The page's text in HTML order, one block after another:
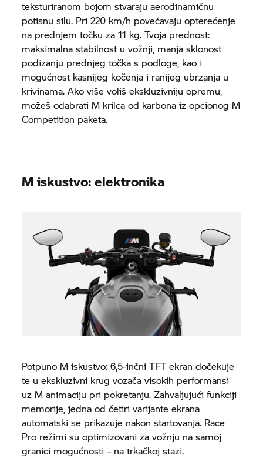
teksturiranom bojom stvaraju aerodinamičnu
potisnu silu. Pri 220 km/h povećavaju opterećenje
na prednjem točku za 11 kg. Tvoja prednost:
maksimalna stabilnost u vožnji, manja sklonost
podizanju prednjeg točka s podloge, kao i
mogućnost kasnijeg kočenja i ranijeg ubrzanja u
krivinama. Ako više voliš ekskluzivniju opremu,
možeš odabrati M krilca od karbona iz opcionog M
Competition paketa.
M iskustvo: elektronika
Potpuno M iskustvo: 6,5-inčni TFT ekran dočekuje
te u ekskluzivni krug vozača visokih performansi
uz M animaciju pri pokretanju. Zahvaljujući funkciji
memorije, jedna od četiri varijante ekrana
automatski se prikazuje nakon startovanja. Race
Pro režimi su optimizovani za vožnju na samoj
granici mogućnosti – na trkačkoj stazi.